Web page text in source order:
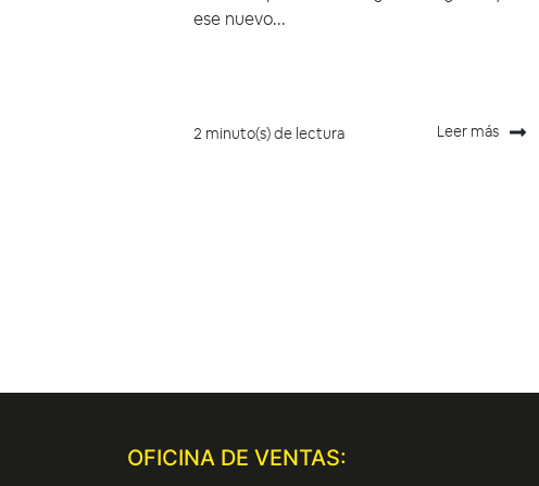
ese nuevo...
2 minuto(s) de lectura Leer más
OFICINA DE VENTAS: